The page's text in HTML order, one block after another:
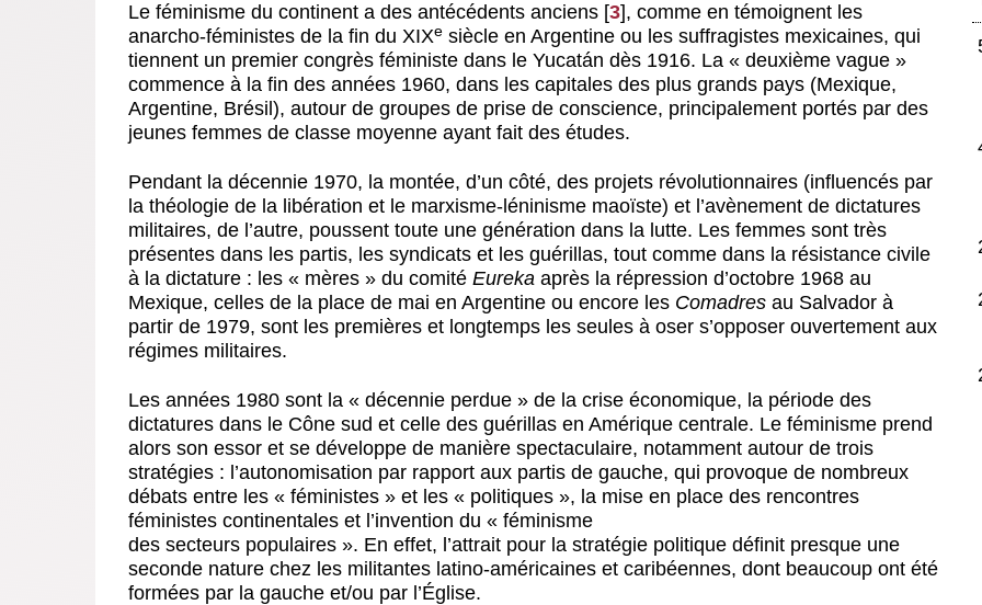
Le féminisme du continent a des antécédents anciens [3], comme en témoignent les
anarcho-féministes de la fin du XIXe siècle en Argentine ou les suffragistes mexicaines, qui
tiennent un premier congrès féministe dans le Yucatán dès 1916. La « deuxième vague »
commence à la fin des années 1960, dans les capitales des plus grands pays (Mexique,
Argentine, Brésil), autour de groupes de prise de conscience, principalement portés par des
jeunes femmes de classe moyenne ayant fait des études.
Pendant la décennie 1970, la montée, d’un côté, des projets révolutionnaires (influencés par
la théologie de la libération et le marxisme-léninisme maoïste) et l’avènement de dictatures
militaires, de l’autre, poussent toute une génération dans la lutte. Les femmes sont très
présentes dans les partis, les syndicats et les guérillas, tout comme dans la résistance civile
à la dictature : les « mères » du comité Eureka après la répression d’octobre 1968 au
Mexique, celles de la place de mai en Argentine ou encore les Comadres au Salvador à
partir de 1979, sont les premières et longtemps les seules à oser s’opposer ouvertement aux
régimes militaires.
Les années 1980 sont la « décennie perdue » de la crise économique, la période des
dictatures dans le Cône sud et celle des guérillas en Amérique centrale. Le féminisme prend
alors son essor et se développe de manière spectaculaire, notamment autour de trois
stratégies : l’autonomisation par rapport aux partis de gauche, qui provoque de nombreux
débats entre les « féministes » et les « politiques », la mise en place des rencontres
féministes continentales et l’invention du « féminisme
des secteurs populaires ». En effet, l’attrait pour la stratégie politique définit presque une
seconde nature chez les militantes latino-américaines et caribéennes, dont beaucoup ont été
formées par la gauche et/ou par l’Église.